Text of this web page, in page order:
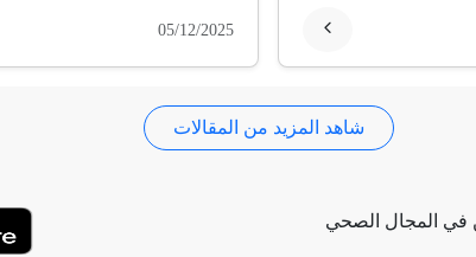
05/12/2025
شاهد المزيد من المقالات
في المجال الصحي